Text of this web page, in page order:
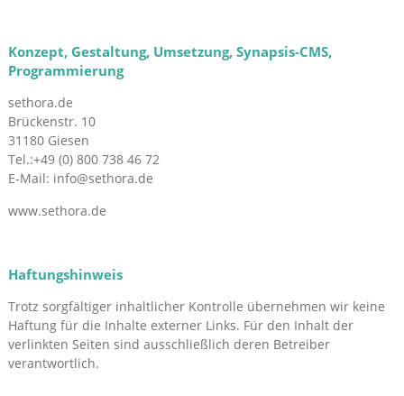
Konzept, Gestaltung, Umsetzung, Synapsis-CMS,
Programmierung
sethora.de
Brückenstr. 10
31180 Giesen
Tel.:+49 (0) 800 738 46 72
E-Mail: info@sethora.de
www.sethora.de
Haftungshinweis
Trotz sorgfältiger inhaltlicher Kontrolle übernehmen wir keine
Haftung für die Inhalte externer Links. Für den Inhalt der
verlinkten Seiten sind ausschließlich deren Betreiber
verantwortlich.